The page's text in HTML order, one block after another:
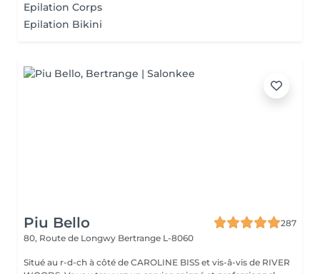
Epilation Corps
Epilation Bikini
Piu Bello
287
80, Route de Longwy Bertrange L-8060
Situé au r-d-ch à côté de CAROLINE BISS et vis-â-vis de RIVER